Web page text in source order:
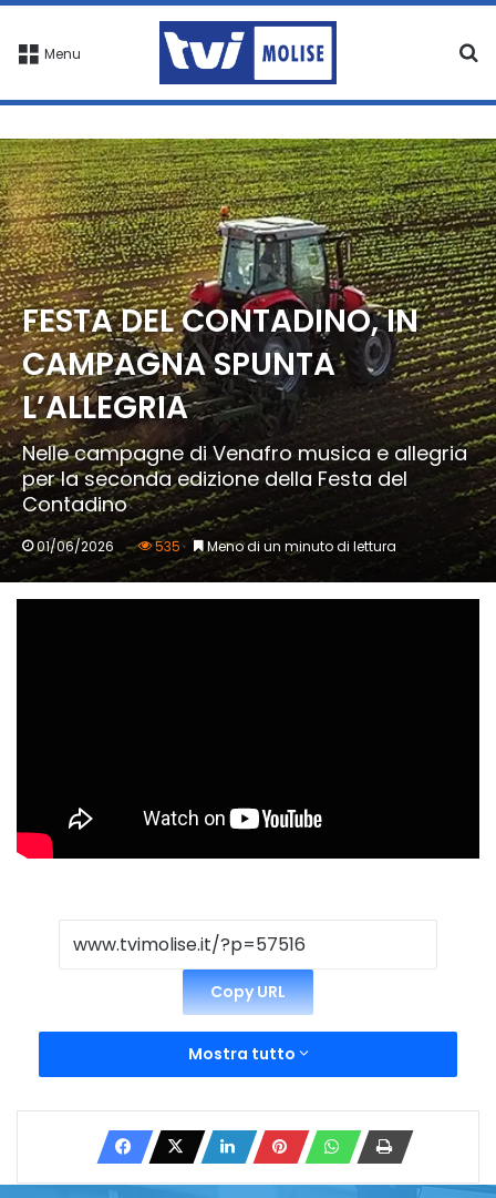
Menu
FESTA DEL CONTADINO, IN
CAMPAGNA SPUNTA
L’ALLEGRIA
Nelle campagne di Venafro musica e allegria
per la seconda edizione della Festa del
Contadino
01/06/2026 535 Meno di un minuto di lettura
Copy URL
Mostra tutto